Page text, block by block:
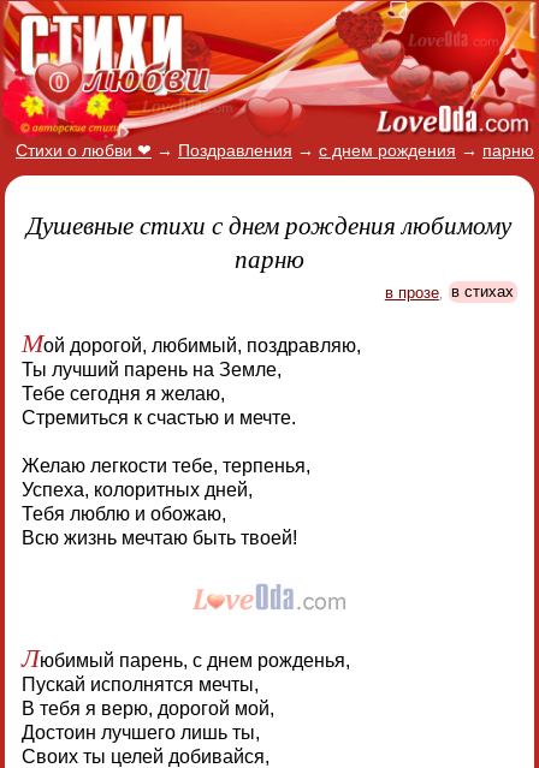
Стихи о любви ❤ → Поздравления → с днем рождения → парню
Душевные стихи с днем рождения любимому
парню
в прозе, в стихах
Мой дорогой, любимый, поздравляю,
Ты лучший парень на Земле,
Тебе сегодня я желаю,
Стремиться к счастью и мечте.
Желаю легкости тебе, терпенья,
Успеха, колоритных дней,
Тебя люблю и обожаю,
Всю жизнь мечтаю быть твоей!
Любимый парень, с днем рожденья,
Пускай исполнятся мечты,
В тебя я верю, дорогой мой,
Достоин лучшего лишь ты,
Своих ты целей добивайся,